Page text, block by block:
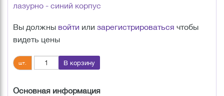
лазурно - синий корпус
Вы должны войти или зарегистрироваться чтобы
видеть цены
шт. В корзину
Основная информация